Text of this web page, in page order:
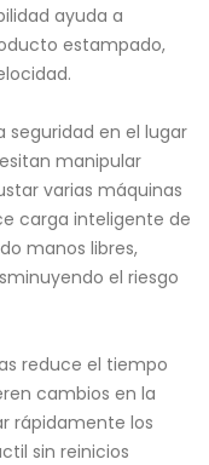
ayuda a
estampado,
en el lugar
manipular
varias máquinas
carga inteligente de
manos libres,
el riesgo
reduce el tiempo
cambios en la
rápidamente los
sin reinicios